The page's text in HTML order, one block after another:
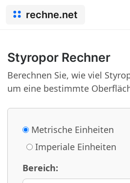
rechne.net
Styropor Rechner
Berechnen Sie, wie viel
um eine bestimmte
Metrische Einheiten
Imperiale Einheiten
Bereich: